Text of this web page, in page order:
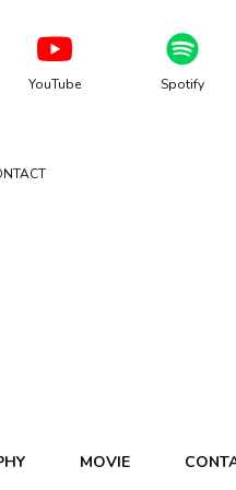
YouTube Spotify
MOVIE